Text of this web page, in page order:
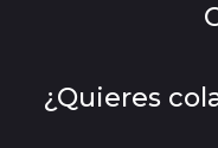
¿Quieres